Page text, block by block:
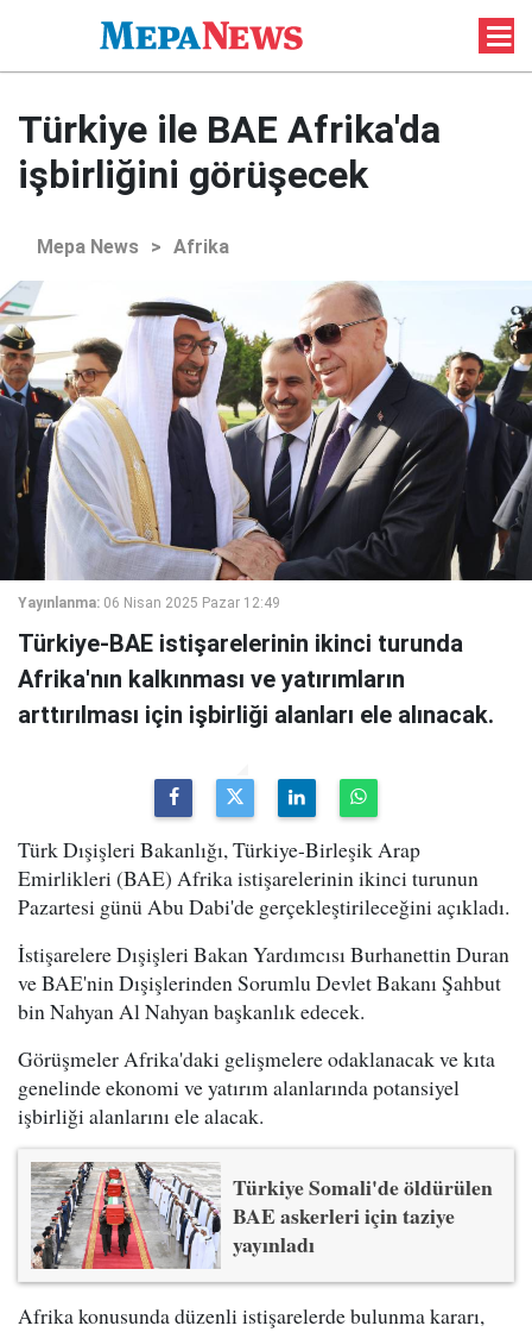
Türkiye ile BAE Afrika'da
işbirliğini görüşecek
Mepa News > Afrika
Yayınlanma: 06 Nisan 2025 Pazar 12:49
Türkiye-BAE istişarelerinin ikinci turunda
Afrika'nın kalkınması ve yatırımların
arttırılması için işbirliği alanları ele alınacak.
Türk Dışişleri Bakanlığı, Türkiye-Birleşik Arap
Emirlikleri (BAE) Afrika istişarelerinin ikinci turunun
Pazartesi günü Abu Dabi'de gerçekleştirileceğini açıkladı.
İstişarelere Dışişleri Bakan Yardımcısı Burhanettin Duran
ve BAE'nin Dışişlerinden Sorumlu Devlet Bakanı Şahbut
bin Nahyan Al Nahyan başkanlık edecek.
Görüşmeler Afrika'daki gelişmelere odaklanacak ve kıta
genelinde ekonomi ve yatırım alanlarında potansiyel
işbirliği alanlarını ele alacak.
Türkiye Somali'de öldürülen
BAE askerleri için taziye
yayınladı
Afrika konusunda düzenli istişarelerde bulunma kararı,